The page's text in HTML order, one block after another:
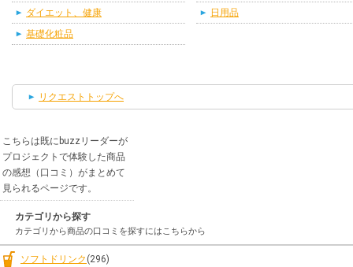
ダイエット、健康
基礎化粧品
日用品
リクエストトップへ
こちらは既にbuzzリーダーが
プロジェクトで体験した商品
の感想（口コミ）がまとめて
見られるページです。
カテゴリから探す
カテゴリから商品の口コミを探すにはこちらから
ソフトドリンク (296)